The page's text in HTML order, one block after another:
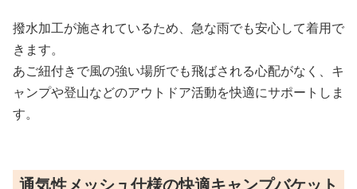
撥水加工が施されているため、急な雨でも安心して着用で
きます。
あご紐付きで風の強い場所でも飛ばされる心配がなく、キ
ャンプや登山などのアウトドア活動を快適にサポートしま
す。
通気性メッシュ仕様の快適キャンプバケット